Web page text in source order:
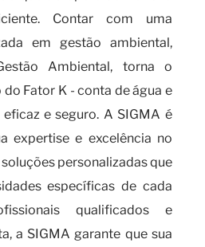
Contar com uma
em gestão ambiental,
Ambiental, torna o
Fator K - conta de água e
e seguro. A SIGMA é
expertise e excelência no
personalizadas que
específicas de cada
qualificados e
a SIGMA garante que sua